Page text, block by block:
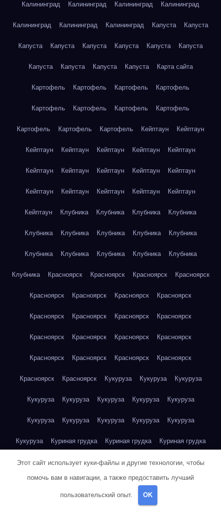
Калининград Калининград Калининград Калининград
Калининград Калининград Калининград Капуста Капуста
Капуста Капуста Капуста Капуста Капуста Капуста
Капуста Капуста Капуста Капуста Карта сайта
Картофель Картофель Картофель Картофель
Картофель Картофель Картофель Картофель
Картофель Картофель Картофель Кейптаун Кейптаун
Кейптаун Кейптаун Кейптаун Кейптаун Кейптаун
Кейптаун Кейптаун Кейптаун Кейптаун Кейптаун
Кейптаун Кейптаун Кейптаун Кейптаун Кейптаун
Кейптаун Клубника Клубника Клубника Клубника
Клубника Клубника Клубника Клубника Клубника
Клубника Клубника Клубника Клубника Клубника
Клубника Красноярск Красноярск Красноярск Красноярск
Красноярск Красноярск Красноярск Красноярск
Красноярск Красноярск Красноярск Красноярск
Красноярск Красноярск Красноярск Красноярск
Красноярск Красноярск Красноярск Красноярск
Красноярск Красноярск Кукуруза Кукуруза Кукуруза
Кукуруза Кукуруза Кукуруза Кукуруза Кукуруза
Кукуруза Кукуруза Кукуруза Кукуруза Кукуруза
Кукуруза Куриная грудка Куриная грудка Куриная грудка
Куриная грудка Куриная грудка Куриная грудка
Куриная грудка Куриная грудка
Куриная грудка
Этот сайт использует куки-файлы и другие технологии, чтобы
помочь вам в навигации, а также предоставить лучший
пользовательский опыт. OK